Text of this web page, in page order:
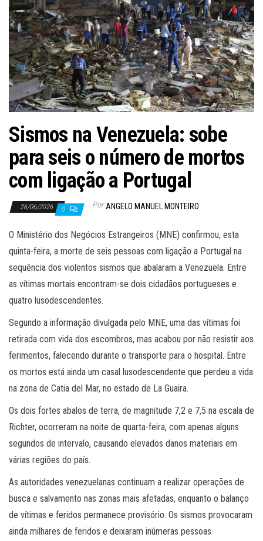
Sismos na Venezuela: sobe
para seis o número de mortos
com ligação a Portugal
26/06/2026 0 Por ANGELO MANUEL MONTEIRO
O Ministério dos Negócios Estrangeiros (MNE) confirmou, esta
quinta-feira, a morte de seis pessoas com ligação a Portugal na
sequência dos violentos sismos que abalaram a Venezuela. Entre
as vítimas mortais encontram-se dois cidadãos portugueses e
quatro lusodescendentes.
Segundo a informação divulgada pelo MNE, uma das vítimas foi
retirada com vida dos escombros, mas acabou por não resistir aos
ferimentos, falecendo durante o transporte para o hospital. Entre
os mortos está ainda um casal lusodescendente que perdeu a vida
na zona de Catia del Mar, no estado de La Guaira.
Os dois fortes abalos de terra, de magnitude 7,2 e 7,5 na escala de
Richter, ocorreram na noite de quarta-feira, com apenas alguns
segundos de intervalo, causando elevados danos materiais em
várias regiões do país.
As autoridades venezuelanas continuam a realizar operações de
busca e salvamento nas zonas mais afetadas, enquanto o balanço
de vítimas e feridos permanece provisório. Os sismos provocaram
ainda milhares de feridos e deixaram inúmeras pessoas